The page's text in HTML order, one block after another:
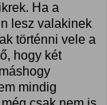
Ha a
lesz valakinek
történni vele a
hogy két
mindig